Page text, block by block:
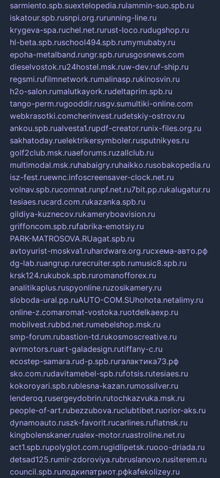
sarmiento.spb.suextelopedia.rulammin-suo.spb.ru
iskatour.spb.rusnpi.org.rurunning-line.ru
krygeva-spa.ruchel.net.rurust-loco.rudugshop.ru
hl-beta.spb.ruschool494.spb.rumymubaby.ru
epoha-metalband.rungr.spb.rurusgosnews.com
dieselvostok.ru24hostel.msk.ruw-dev.ruf-ship.ru
regsmi.rufilmnetwork.rumalinasp.rukinosvin.ru
h2o-salon.rumalutkayork.rudeltaprim.spb.ru
tango-perm.rugooddir.rusgv.sumultiki-online.com
webkrasotki.comcherinvest.rudetskiy-ostrov.ru
ankou.spb.rualvesta1.rupdf-creator.runix-files.org.ru
sakhatoday.ruelektrikersymboler.rusputnikyes.ru
golf2club.msk.ruaeforums.ruzallclub.ru
multimodal.msk.ruhabaigry.ruhaikko.rusobakopedia.ru
isz-fest.ruewnc.infoscreensaver-clock.net.ru
volnav.spb.rucomnat.runpf.net.ru7bit.pp.rukalugatur.ru
tesiaes.rucard.com.rukazanka.spb.ru
gildiya-kuznecov.rukameryboavision.ru
griffoncom.spb.rufabrika-emotsiy.ru
PARK-MATROSOVA.RUagat.spb.ru
avtoyurist-moskva1.ruhardware.org.ruсхема-авто.рф
dg-lab.ruangrup.rurecruiter.spb.rumusic8.spb.ru
krsk124.rukubok.spb.ruromanofforex.ru
analitikaplus.ruspyonline.ruzosikamery.ru
sloboda-ural.pp.ruAUTO-COM.SUhohota.netalimy.ru
online-z.comaromat-vostoka.ruotdelkaexp.ru
mobilvest.rubbd.net.rumebelshop.msk.ru
smp-forum.rubastion-td.rukosmoscreative.ru
avrmotors.ruart-galadesign.rutiffany-c.ru
ecostep-samara.rud-p.spb.ruгалактика73.рф
sko.com.rudavitamebel-spb.rufotsis.rutesiaes.ru
kokoroyari.spb.rublesna-kazan.rumossilver.ru
lenderoq.rusergeydobrin.rutochkazvuka.msk.ru
people-of-art.rubezzubova.ruclubtibet.ruorior-aks.ru
dynamoauto.ruszk-favorit.rucarlines.ruflatnsk.ru
kingbolenskaner.rualex-motor.ruastroline.net.ru
act1.spb.rupolyglot.com.rugidlipetsk.ruooo-driada.ru
detsad125.rumir-zdoroviya.rubruslanovo.rusiterem.ru
council.spb.ruлодкипатриот.рфkafekolizey.ru